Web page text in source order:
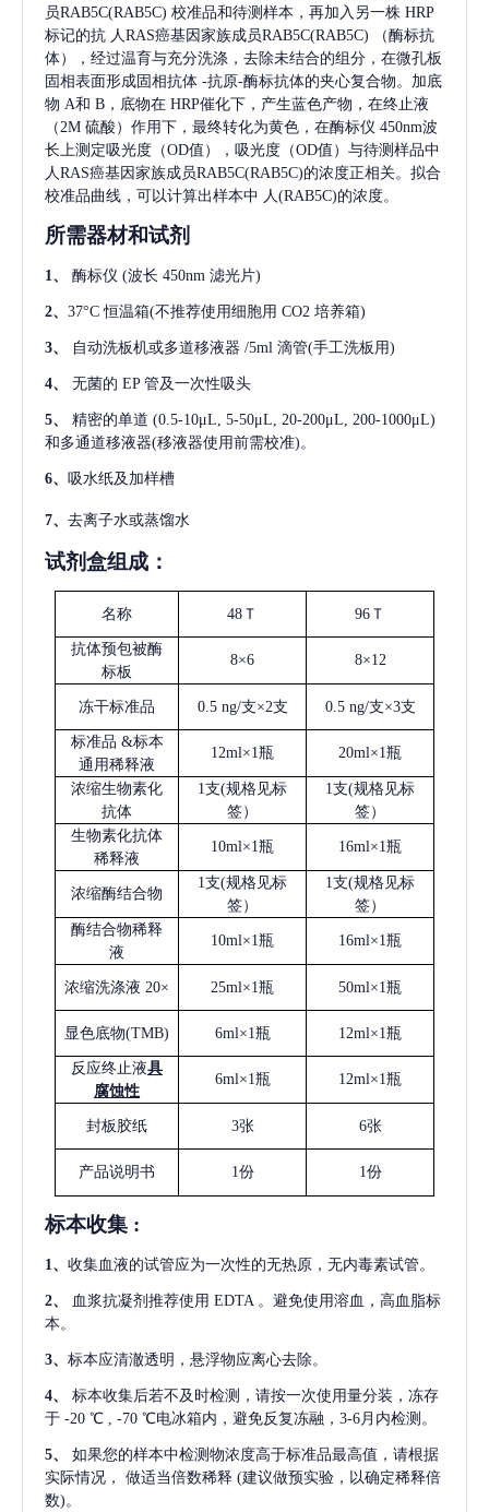
员RAB5C(RAB5C) 校准品和待测样本，再加入另一株 HRP
标记的抗 人RAS癌基因家族成员RAB5C(RAB5C)
（酶标抗
体），经过温育与充分洗涤，去除未结合的组分，在微孔板
固相表面形成固相抗体 -抗原-酶标抗体的夹心复合物。加底
物 A和 B，底物在 HRP催化下，产生蓝色产物，在终止液
（2M 硫酸）作用下，最终转化为黄色，在酶标仪 450nm波
长上测定吸光度（OD值），吸光度（OD值）与待测样品中
人RAS癌基因家族成员RAB5C(RAB5C)的浓度正相关。拟合
校准品曲线，可以计算出样本中 人(RAB5C)的浓度。
所需器材和试剂
1、 酶标仪 (波长 450nm 滤光片)
2、 37°C 恒温箱(不推荐使用细胞用 CO2 培养箱)
3、 自动洗板机或多道移液器 /5ml 滴管(手工洗板用)
4、 无菌的 EP 管及一次性吸头
5、 精密的单道 (0.5-10μL, 5-50μL, 20-200μL, 200-1000μL)
和多通道移液器(移液器使用前需校准)。
6、 吸水纸及加样槽
7、 去离子水或蒸馏水
试剂盒组成：
名称 48Ｔ 96Ｔ
抗体预包被酶
标板
8×6 8×12
冻干标准品 0.5 ng/支×2支 0.5 ng/支×3支
标准品 &标本
通用稀释液
12ml×1瓶 20ml×1瓶
浓缩生物素化
抗体
1支(规格见标
签）
1支(规格见标
签）
生物素化抗体
稀释液
10ml×1瓶 16ml×1瓶
浓缩酶结合物
1支(规格见标
签）
1支(规格见标
签）
酶结合物稀释
液
10ml×1瓶 16ml×1瓶
浓缩洗涤液 20× 25ml×1瓶 50ml×1瓶
显色底物(TMB) 6ml×1瓶 12ml×1瓶
反应终止液具
腐蚀性
6ml×1瓶 12ml×1瓶
封板胶纸 3张 6张
产品说明书 1份 1份
标本收集 :
1、 收集血液的试管应为一次性的无热原，无内毒素试管。
2、 血浆抗凝剂推荐使用 EDTA 。避免使用溶血，高血脂标
本。
3、 标本应清澈透明，悬浮物应离心去除。
4、
标本收集后若不及时检测，请按一次使用量分装，冻存
于 -20 ℃ , -70 ℃电冰箱内，避免反复冻融，3-6月内检测。
5、
如果您的样本中检测物浓度高于标准品最高值，请根据
实际情况，
做适当倍数稀释 (建议做预实验，以确定稀释倍
数)。